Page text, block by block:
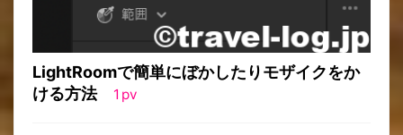
LightRoomで簡単にぼかしたりモザイクをか
ける方法
1 pv